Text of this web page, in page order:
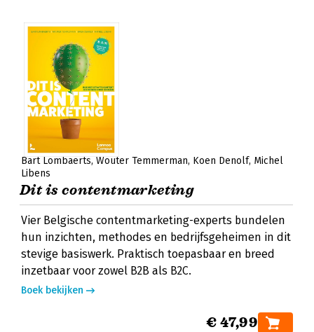
Bart Lombaerts Wouter Temmerman Koen Denolf Michel
Libens
Dit is contentmarketing
Vier Belgische contentmarketing-experts bundelen
hun inzichten, methodes en bedrijfsgeheimen in dit
stevige basiswerk. Praktisch toepasbaar en breed
inzetbaar voor zowel B2B als B2C.
Boek bekijken
€ 47,99